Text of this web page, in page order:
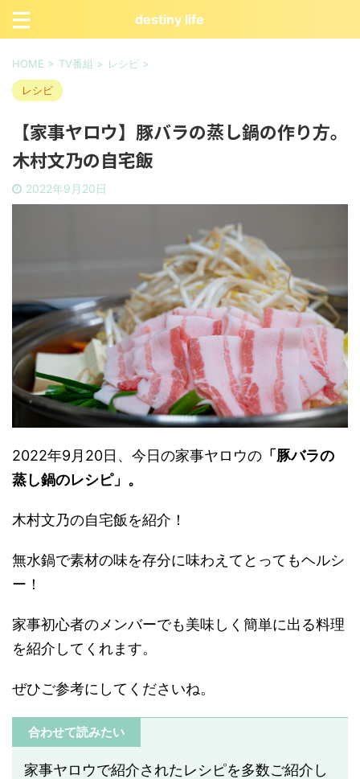
destiny life
HOME > TV番組 > レシピ >
レシピ
【家事ヤロウ】豚バラの蒸し鍋の作り方。
木村文乃の自宅飯
2022年9月20日
2022年9月20日、今日の家事ヤロウの 「豚バラの
蒸し鍋のレシピ」。
木村文乃の自宅飯を紹介！
無水鍋で素材の味を存分に味わえてとってもヘルシ
ー！
家事初心者のメンバーでも美味しく簡単に出る料理
を紹介してくれます。
ぜひご参考にしてくださいね。
合わせて読みたい
家事ヤロウで紹介されたレシピを多数ご紹介し